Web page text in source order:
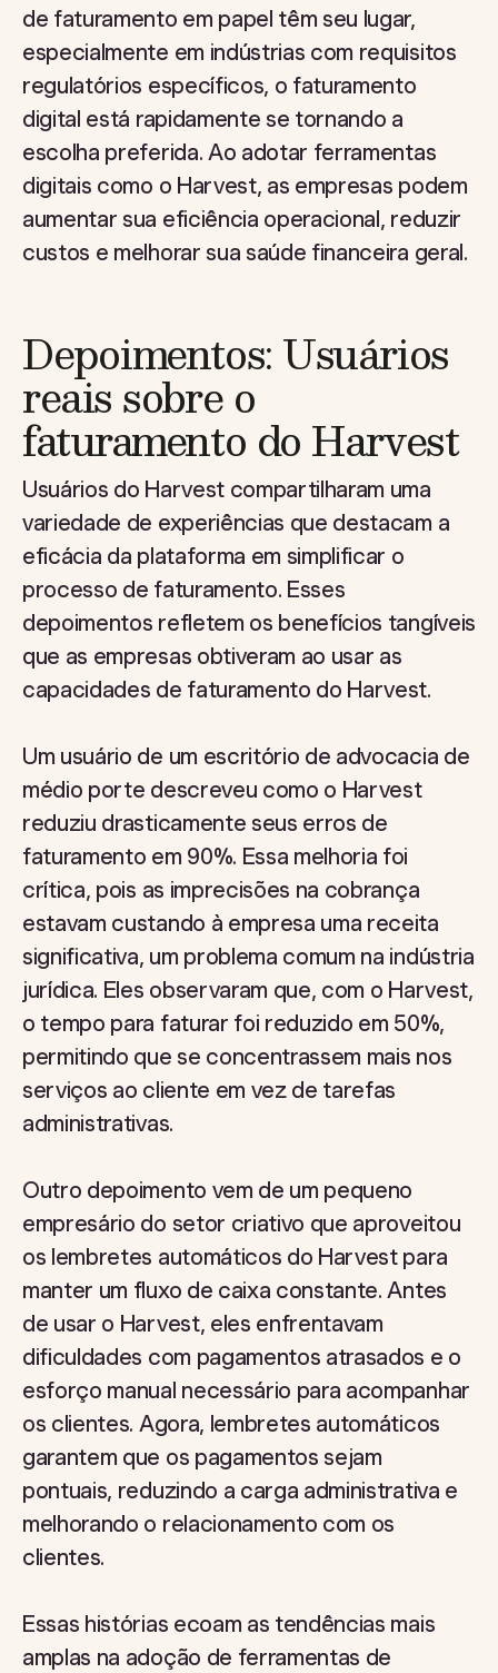
de faturamento em papel têm seu lugar,
especialmente em indústrias com requisitos
regulatórios específicos, o faturamento
digital está rapidamente se tornando a
escolha preferida. Ao adotar ferramentas
digitais como o Harvest, as empresas podem
aumentar sua eficiência operacional, reduzir
custos e melhorar sua saúde financeira geral.
Depoimentos: Usuários
reais sobre o
faturamento do Harvest
Usuários do Harvest compartilharam uma
variedade de experiências que destacam a
eficácia da plataforma em simplificar o
processo de faturamento. Esses
depoimentos refletem os benefícios tangíveis
que as empresas obtiveram ao usar as
capacidades de faturamento do Harvest.
Um usuário de um escritório de advocacia de
médio porte descreveu como o Harvest
reduziu drasticamente seus erros de
faturamento em 90%. Essa melhoria foi
crítica, pois as imprecisões na cobrança
estavam custando à empresa uma receita
significativa, um problema comum na indústria
jurídica. Eles observaram que, com o Harvest,
o tempo para faturar foi reduzido em 50%,
permitindo que se concentrassem mais nos
serviços ao cliente em vez de tarefas
administrativas.
Outro depoimento vem de um pequeno
empresário do setor criativo que aproveitou
os lembretes automáticos do Harvest para
manter um fluxo de caixa constante. Antes
de usar o Harvest, eles enfrentavam
dificuldades com pagamentos atrasados e o
esforço manual necessário para acompanhar
os clientes. Agora, lembretes automáticos
garantem que os pagamentos sejam
pontuais, reduzindo a carga administrativa e
melhorando o relacionamento com os
clientes.
Essas histórias ecoam as tendências mais
amplas na adoção de ferramentas de